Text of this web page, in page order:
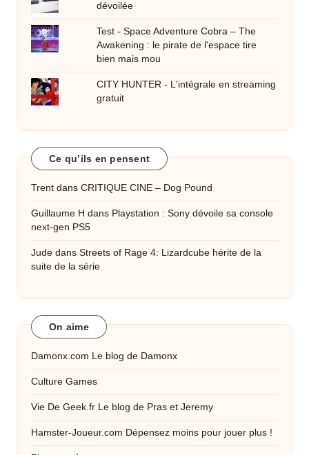
dévoilée
Test - Space Adventure Cobra – The
Awakening : le pirate de l'espace tire
bien mais mou
CITY HUNTER - L'intégrale en streaming
gratuit
Ce qu’ils en pensent
Trent dans CRITIQUE CINE – Dog Pound
Guillaume H dans Playstation : Sony dévoile sa console
next-gen PS5
Jude dans Streets of Rage 4: Lizardcube hérite de la
suite de la série
On aime
Damonx.com Le blog de Damonx
Culture Games
Vie De Geek.fr Le blog de Pras et Jeremy
Hamster-Joueur.com Dépensez moins pour jouer plus !